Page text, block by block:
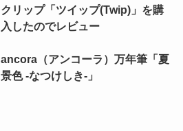
クリップ「ツイップ(Twip)」を購
入したのでレビュー
ancora（アンコーラ）万年筆「夏
景色 -なつけしき-」